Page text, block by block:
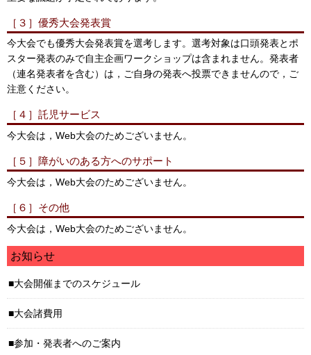
［３］優秀大会発表賞
今大会でも優秀大会発表賞を選考します。選考対象は口頭発表とポ
スター発表のみで自主企画ワークショップは含まれません。発表者
（連名発表者を含む）は，ご自身の発表へ投票できませんので，ご
注意ください。
［４］託児サービス
今大会は，Web大会のためございません。
［５］障がいのある方へのサポート
今大会は，Web大会のためございません。
［６］その他
今大会は，Web大会のためございません。
お知らせ
大会開催までのスケジュール
大会諸費用
参加・発表者へのご案内